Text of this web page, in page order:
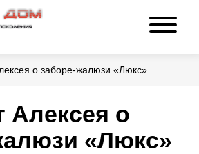
о заборе-жалюзи «Люкс»
Алексея о
«Люкс»